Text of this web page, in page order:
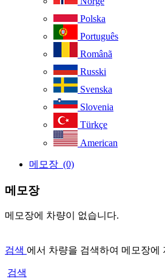
Polska
Português
Românã
Russki
Svenska
Slovenia
Türkçe
American
메모장 (0)
메모장
메모장에 차량이 없습니다.
검색 에서 차량을 검색하여 메모장에
검색